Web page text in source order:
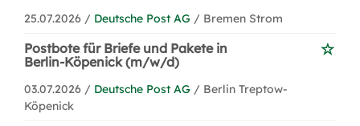
25.07.2026 / Deutsche Post AG / Bremen Strom
Postbote für Briefe und Pakete in
Berlin-Köpenick (m/w/d)
03.07.2026 / Deutsche Post AG / Berlin Treptow-
Köpenick